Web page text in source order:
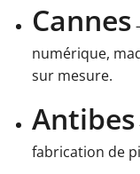
Cannes
numérique,
sur mesure.
Antibes
fabrication de